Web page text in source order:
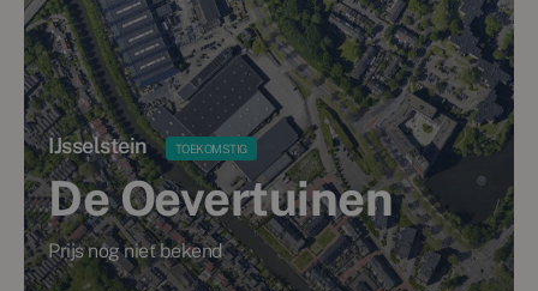
IJsselstein TOEKOMSTIG
De Oevertuinen
Prijs nog niet bekend